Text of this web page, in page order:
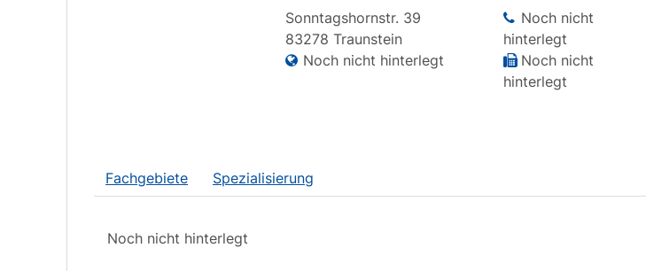
Sonntagshornstr. 39
83278 Traunstein
Noch nicht hinterlegt
Noch nicht
hinterlegt
Noch nicht
hinterlegt
Fachgebiete Spezialisierung
Noch nicht hinterlegt